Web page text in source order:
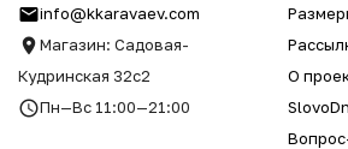
info@kkaravaev.com
Магазин: Садовая-
Кудринская 32с2
Пн—Вс 11:00—21:00
О